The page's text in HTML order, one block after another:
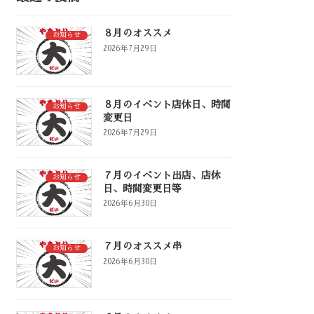
お知らせ ８月のオススメ
2026年7月29日
お知らせ
８月のイベント店休日、時間
変更日
2026年7月29日
お知らせ
７月のイベント出店、店休
日、時間変更日等
2026年6月30日
お知らせ ７月のオススメ串
2026年6月30日